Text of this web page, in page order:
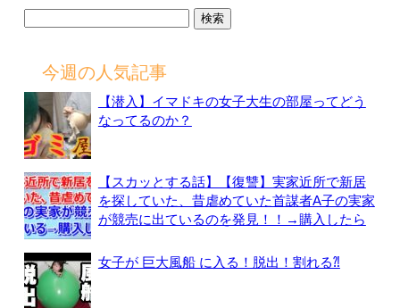
今週の人気記事
【潜入】イマドキの女子大生の部屋ってどう
なってるのか？
【スカッとする話】【復讐】実家近所で新居
を探していた、昔虐めていた首謀者A子の実家
が競売に出ているのを発見！！→購入したら
女子が 巨大風船 に入る！脱出！割れる⁈